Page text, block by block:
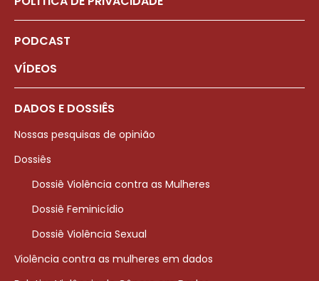
PODCAST
VÍDEOS
DADOS E DOSSIÊS
Nossas pesquisas de opinião
Dossiês
Dossiê Violência contra as Mulheres
Dossiê Feminicídio
Dossiê Violência Sexual
Violência contra as mulheres em dados